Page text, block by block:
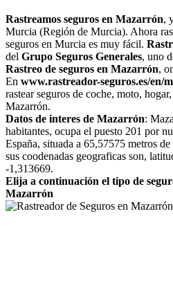
Rastreamos seguros en Mazarrón,
Murcia (Región de Murcia). Ahora
seguros en Murcia es muy fácil.
del Grupo Seguros Generales, uno
Rastreo de seguros en Mazarrón,
En www.rastreador-seguros.es/en/
rastear seguros de coche, moto,
Mazarrón.
Datos de interes de Mazarrón:
habitantes, ocupa el puesto 201 por
España, situada a 65,57575 metros
sus coodenadas geograficas son,
-1,313669.
Elija a continuación el tipo de
Mazarrón